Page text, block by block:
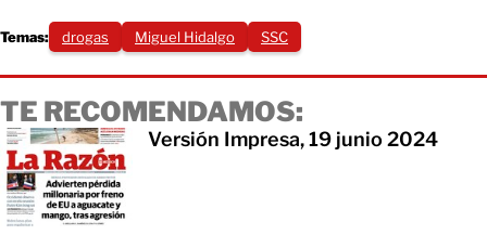
Temas: drogas Miguel Hidalgo SSC
TE RECOMENDAMOS:
Versión Impresa, 19 junio 2024